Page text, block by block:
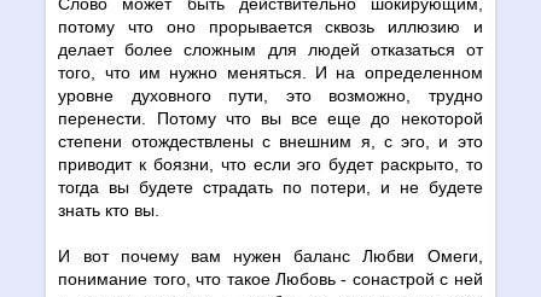
потому что оно прорывается сквозь иллюзию и
делает более сложным для людей отказаться от
того, что им нужно меняться. И на определенном
уровне духовного пути, это возможно, трудно
перенести. Потому что вы все еще до некоторой
степени отождествлены с внешним я, с эго, и это
приводит к боязни, что если эго будет раскрыто, то
тогда вы будете страдать по потери, и не будете
знать кто вы.
И вот почему вам нужен баланс Любви Омеги,
понимание того, что такое Любовь - сонастрой с ней